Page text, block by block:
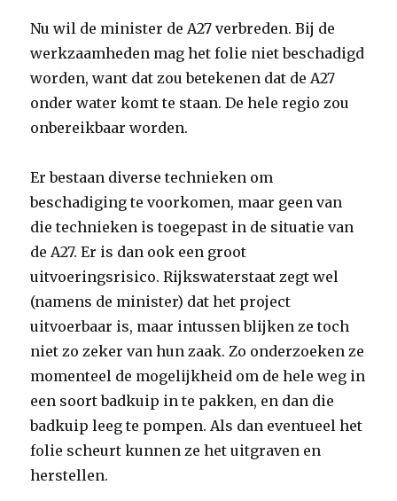
Nu wil de minister de A27 verbreden. Bij de
werkzaamheden mag het folie niet beschadigd
worden, want dat zou betekenen dat de A27
onder water komt te staan. De hele regio zou
onbereikbaar worden.
Er bestaan diverse technieken om
beschadiging te voorkomen, maar geen van
die technieken is toegepast in de situatie van
de A27. Er is dan ook een groot
uitvoeringsrisico. Rijkswaterstaat zegt wel
(namens de minister) dat het project
uitvoerbaar is, maar intussen blijken ze toch
niet zo zeker van hun zaak. Zo onderzoeken ze
momenteel de mogelijkheid om de hele weg in
een soort badkuip in te pakken, en dan die
badkuip leeg te pompen. Als dan eventueel het
folie scheurt kunnen ze het uitgraven en
herstellen.